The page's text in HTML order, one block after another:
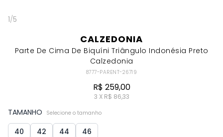
1/5
CALZEDONIA
Parte De Cima De Biquíni Triângulo Indonésia Preto
Calzedonia
8777-PARENT-26719
R$ 259,00
3 X R$ 86,33
TAMANHO Selecione o tamanho
40 42 44 46